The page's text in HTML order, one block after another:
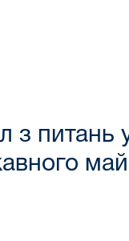
з питань